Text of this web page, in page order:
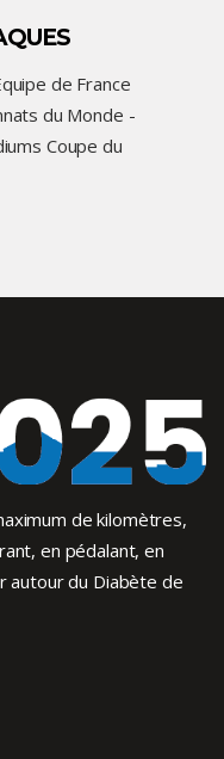
de France
du Monde -
Coupe du
de kilomètres,
en pédalant, en
autour du Diabète de